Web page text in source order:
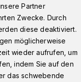
Partner
Zwecke. Durch
diese deaktiviert.
möglicherweise
wieder aufrufen, um
indem Sie auf den
das schwebende